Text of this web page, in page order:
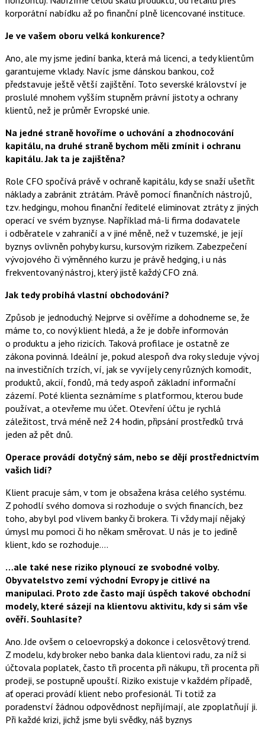
korporátní nabídku až po finanční plně licencované instituce.
Je ve vašem oboru velká konkurence?
Ano, ale my jsme jediní banka, která má licenci, a tedy klientům
garantujeme vklady. Navíc jsme dánskou bankou, což
představuje ještě větší zajištění. Toto severské království je
proslulé mnohem vyšším stupněm právní jistoty a ochrany
klientů, než je průměr Evropské unie.
Na jedné straně hovoříme o uchování a zhodnocování
kapitálu, na druhé straně bychom měli zmínit i ochranu
kapitálu. Jak ta je zajištěna?
Role CFO spočívá právě v ochraně kapitálu, kdy se snaží ušetřit
náklady a zabránit ztrátám. Právě pomocí finančních nástrojů,
tzv. hedgingu, mohou finanční ředitelé eliminovat ztráty z jiných
operací ve svém byznyse. Například má-li firma dodavatele
i odběratele v zahraničí a v jiné měně, než v tuzemské, je její
byznys ovlivněn pohyby kursu, kursovým rizikem. Zabezpečení
vývojového či výměnného kurzu je právě hedging, i u nás
frekventovaný nástroj, který jistě každý CFO zná.
Jak tedy probíhá vlastní obchodování?
Způsob je jednoduchý. Nejprve si ověříme a dohodneme se, že
máme to, co nový klient hledá, a že je dobře informován
o produktu a jeho rizicích. Taková profilace je ostatně ze
zákona povinná. Ideální je, pokud alespoň dva roky sleduje vývoj
na investičních trzích, ví, jak se vyvíjely ceny různých komodit,
produktů, akcií, fondů, má tedy aspoň základní informační
zázemí. Poté klienta seznámíme s platformou, kterou bude
používat, a otevřeme mu účet. Otevření účtu je rychlá
záležitost, trvá méně než 24 hodin, připsání prostředků trvá
jeden až pět dnů.
Operace provádí dotyčný sám, nebo se dějí prostřednictvím
vašich lidí?
Klient pracuje sám, v tom je obsažena krása celého systému.
Z pohodlí svého domova si rozhoduje o svých financích, bez
toho, aby byl pod vlivem banky či brokera. Ti vždy mají nějaký
úmysl mu pomoci či ho někam směrovat. U nás je to jedině
klient, kdo se rozhoduje….
…ale také nese riziko plynoucí ze svobodné volby.
Obyvatelstvo zemí východní Evropy je citlivé na
manipulaci. Proto zde často mají úspěch takové obchodní
modely, které sázejí na klientovu aktivitu, kdy si sám vše
ověří. Souhlasíte?
Ano. Jde ovšem o celoevropský a dokonce i celosvětový trend.
Z modelu, kdy broker nebo banka dala klientovi radu, za níž si
účtovala poplatek, často tři procenta při nákupu, tři procenta při
prodeji, se postupně upouští. Riziko existuje v každém případě,
ať operaci provádí klient nebo profesionál. Ti totiž za
poradenství žádnou odpovědnost nepřijímají, ale zpoplatňují ji.
Při každé krizi, jichž jsme byli svědky, náš byznys